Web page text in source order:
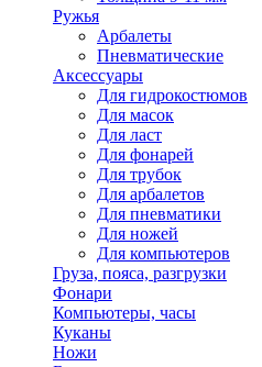
Ружья
Арбалеты
Пневматические
Аксессуары
Для гидрокостюмов
Для масок
Для ласт
Для фонарей
Для трубок
Для арбалетов
Для пневматики
Для ножей
Для компьютеров
Груза, пояса, разгрузки
Фонари
Компьютеры, часы
Куканы
Ножи